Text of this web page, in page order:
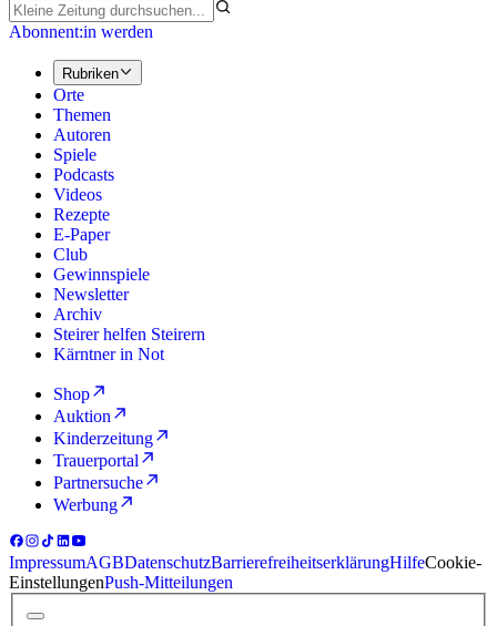
Abonnent:in werden
Rubriken
Orte
Themen
Autoren
Spiele
Podcasts
Videos
Rezepte
E-Paper
Club
Gewinnspiele
Newsletter
Archiv
Steirer helfen Steirern
Kärntner in Not
Shop
Auktion
Kinderzeitung
Trauerportal
Partnersuche
Werbung
ImpressumAGBDatenschutzBarrierefreiheitserklärungHilfeCookie-
EinstellungenPush-Mitteilungen